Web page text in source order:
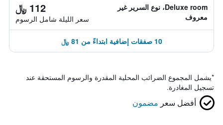
Deluxe room، نوع السرير غير
معروف
112 ﷼
سعر الليلة شامل الرسوم
10 صفقات إضافية ابتداءً من 81 ﷼
*يشمل المجموع الضرائب المحلية المقدرة والرسوم المستحقة عند
تسجيل المغادرة.
أفضل سعر مضمون